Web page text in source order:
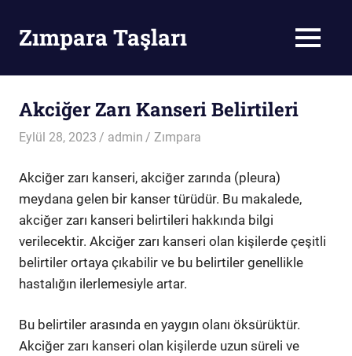
contentZımpara Taşları MENU
Akciğer Zarı Kanseri Belirtileri
Eylül 28, 2023 admin Zımpara
Akciğer zarı kanseri, akciğer zarında (pleura)
meydana gelen bir kanser türüdür. Bu makalede,
akciğer zarı kanseri belirtileri hakkında bilgi
verilecektir. Akciğer zarı kanseri olan kişilerde çeşitli
belirtiler ortaya çıkabilir ve bu belirtiler genellikle
hastalığın ilerlemesiyle artar.
Bu belirtiler arasında en yaygın olanı öksürüktür.
Akciğer zarı kanseri olan kişilerde uzun süreli ve